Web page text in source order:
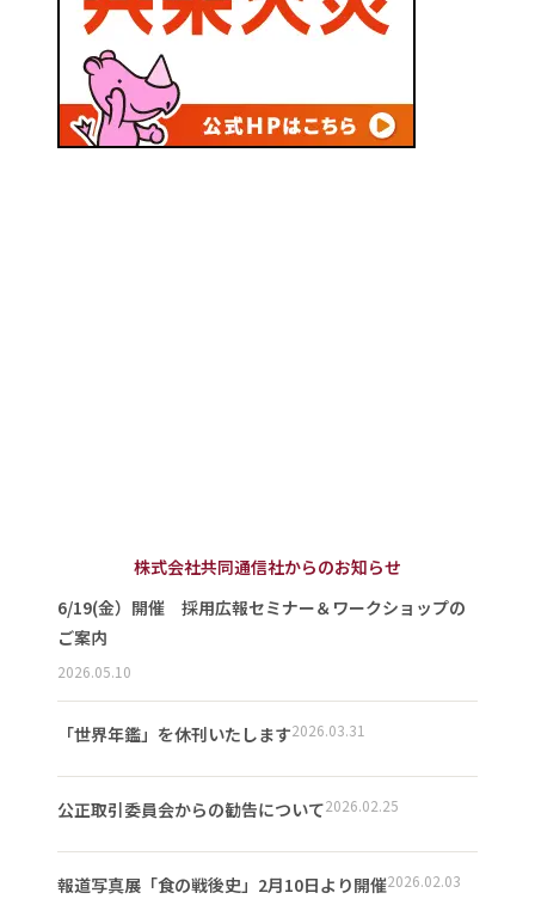
株式会社共同通信社からのお知らせ
6/19(金）開催 採用広報セミナー＆ワークショップの
ご案内
2026.05.10
「世界年鑑」を休刊いたします2026.03.31
公正取引委員会からの勧告について2026.02.25
報道写真展「食の戦後史」2月10日より開催2026.02.03